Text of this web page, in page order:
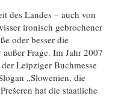
des Landes – auch von
ironisch gebrochener
oder besser die
Frage. Im Jahr 2007
Leipziger Buchmesse
„Slowenien, die
hat die staatliche